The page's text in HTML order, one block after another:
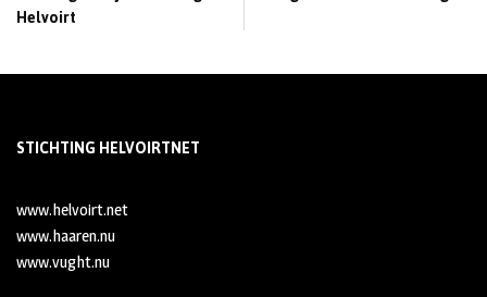
Helvoirt
STICHTING HELVOIRTNET
www.helvoirt.net
www.haaren.nu
www.vught.nu